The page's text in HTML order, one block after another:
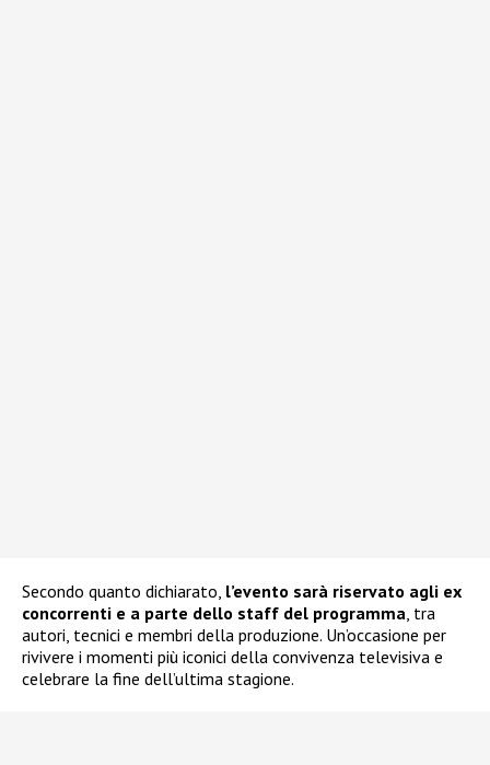
Secondo quanto dichiarato, l’evento sarà riservato agli ex
concorrenti e a parte dello staff del programma, tra
autori, tecnici e membri della produzione. Un’occasione per
rivivere i momenti più iconici della convivenza televisiva e
celebrare la fine dell’ultima stagione.